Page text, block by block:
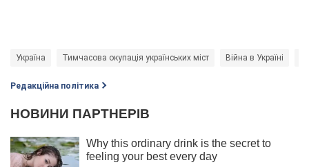
Україна Тимчасова окупація українських міст Війна в Україні
Редакційна політика